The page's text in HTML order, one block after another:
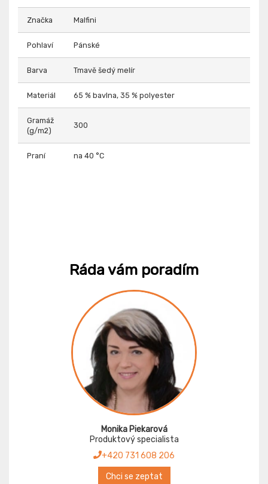
Značka Malfini
Pohlaví Pánské
Barva Tmavě šedý melír
Materiál 65 % bavlna, 35 % polyester
Gramáž
(g/m2)
300
Praní na 40 °C
Ráda vám poradím
Monika Piekarová
Produktový specialista
+420 731 608 206
Chci se zeptat